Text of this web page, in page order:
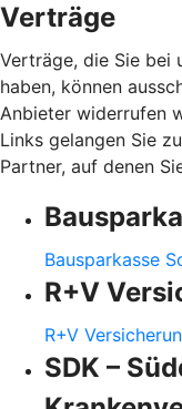
Verträge
Verträge, die Sie bei
haben, können
Anbieter widerrufen
Links gelangen Sie
Partner, auf denen
Bausparkasse
R+V
R+V
SDK –